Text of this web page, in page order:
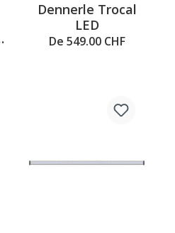
Dennerle Trocal
LED
De 549.00 CHF